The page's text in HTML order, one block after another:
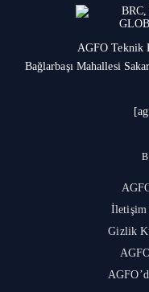
AGFO Teknik
Bağlarbaşı Mahallesi
İletişim
Gizlik